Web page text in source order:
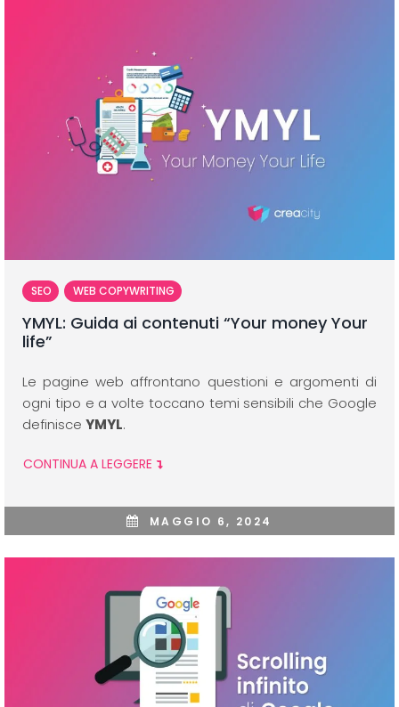
SEO WEB COPYWRITING
YMYL: Guida ai contenuti “Your money Your
life”
Le pagine web affrontano questioni e argomenti di
ogni tipo e a volte toccano temi sensibili che Google
definisce YMYL.
CONTINUA A LEGGERE
MAGGIO 6, 2024